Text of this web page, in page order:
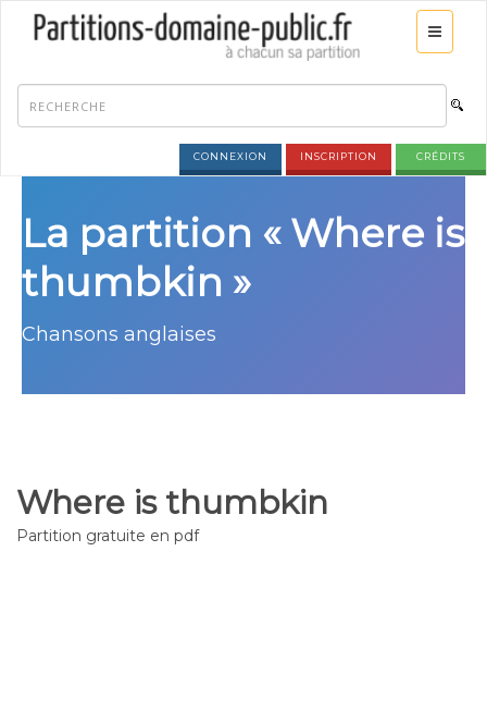
CONNEXION INSCRIPTION CRÉDITS
La partition « Where is
thumbkin »
Chansons anglaises
Where is thumbkin
Partition gratuite en pdf